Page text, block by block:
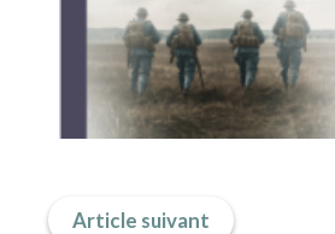
Article suivant